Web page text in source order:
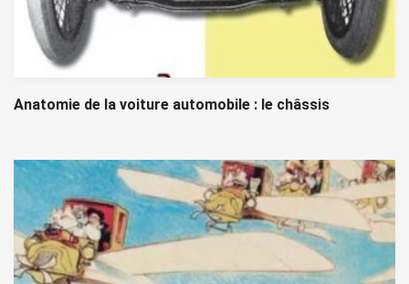
Anatomie de la voiture automobile : le châssis